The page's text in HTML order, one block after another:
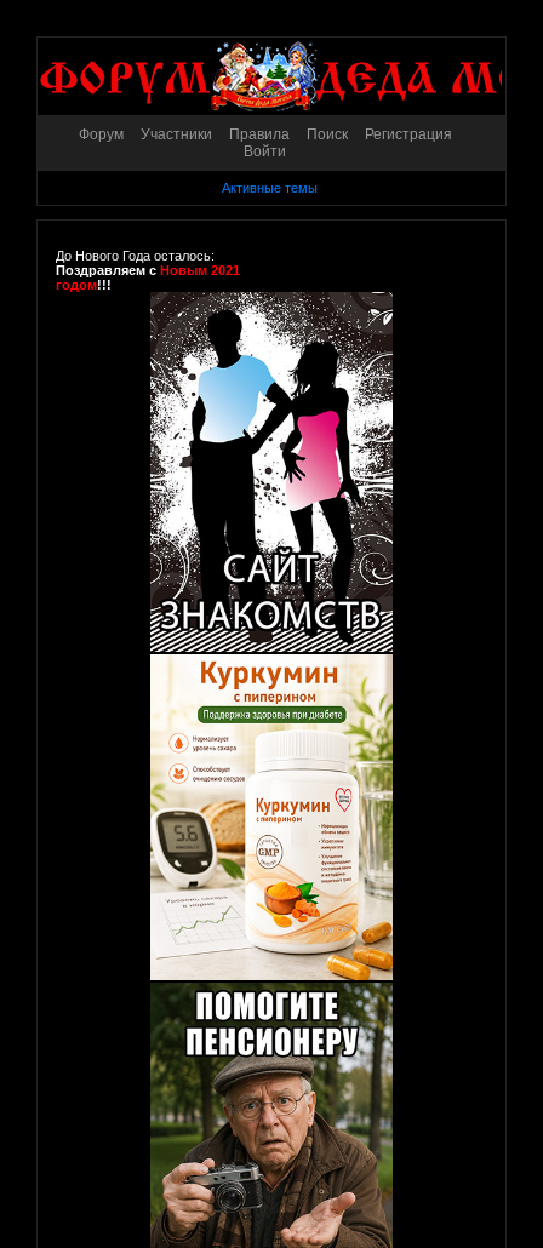
Форум Участники Правила Поиск
Регистрация
Войти
Активные темы
До Нового Года осталось:
Поздравляем с Новым 2021
годом!!!